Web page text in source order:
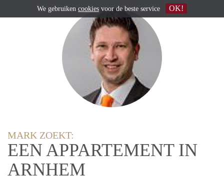
MARK ZOEKT:
EEN APPARTEMENT IN
ARNHEM
We gebruiken cookies voor de beste service OK!